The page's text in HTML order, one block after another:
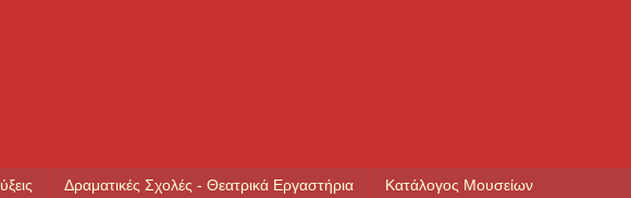
Δραματικές Σχολές - Θεατρικά Εργαστήρια Κατάλογος Μουσείων